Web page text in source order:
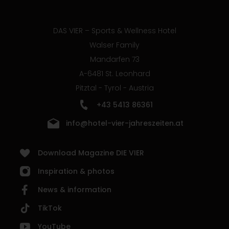
DAS VIER – Sports & Wellness Hotel
Walser Family
Mandarfen 73
A-6481 St. Leonhard
Pitztal - Tyrol - Austria
+43 5413 86361
info@hotel-vier-jahreszeiten.at
Download Magazine DIE VIER
Inspiration & photos
News & information
TikTok
YouTube